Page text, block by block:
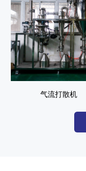
气流打散机